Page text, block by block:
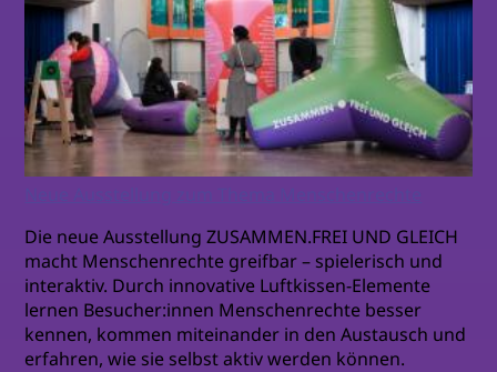
Die neue Ausstellung ZUSAMMEN.FREI UND GLEICH
macht Menschenrechte greifbar – spielerisch und
interaktiv. Durch innovative Luftkissen-Elemente
lernen Besucher:innen Menschenrechte besser
kennen, kommen miteinander in den Austausch und
erfahren, wie sie selbst aktiv werden können.